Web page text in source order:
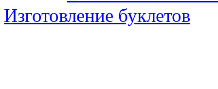
Изготовление буклетов